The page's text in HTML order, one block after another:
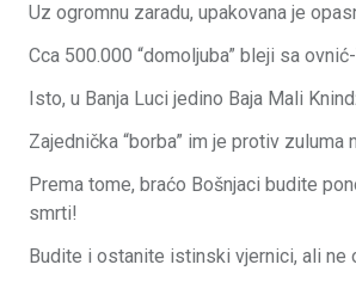
Uz ogromnu zaradu, upakovana je
Cca 500.000 “domoljuba” bleji sa
Isto, u Banja Luci jedino Baja Mali
Zajednička “borba” im je protiv zuluma
Prema tome, braćo Bošnjaci budite
smrti!
Budite i ostanite istinski vjernici, ali